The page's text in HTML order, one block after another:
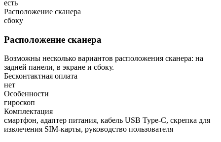
есть
Расположение сканера
сбоку
Расположение сканера
Возможны несколько вариантов расположения сканера: на
задней панели, в экране и сбоку.
Бесконтактная оплата
нет
Особенности
гироскоп
Комплектация
смартфон, адаптер питания, кабель USB Type-C, скрепка для
извлечения SIM-карты, руководство пользователя